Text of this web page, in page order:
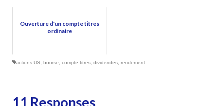
Ouverture d'un compte titres
ordinaire
actions US bourse compte titres dividendes rendement
11 Responses